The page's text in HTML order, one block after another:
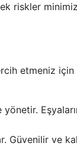
riskler
etmeniz
Güvenilir ve